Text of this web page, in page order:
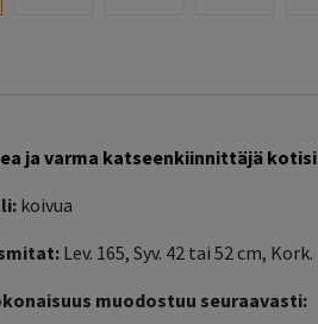
ja varma katseenkiinnittäjä
koivua
Lev. 165, Syv. 42 tai 52 cm,
muodostuu seuraavasti: